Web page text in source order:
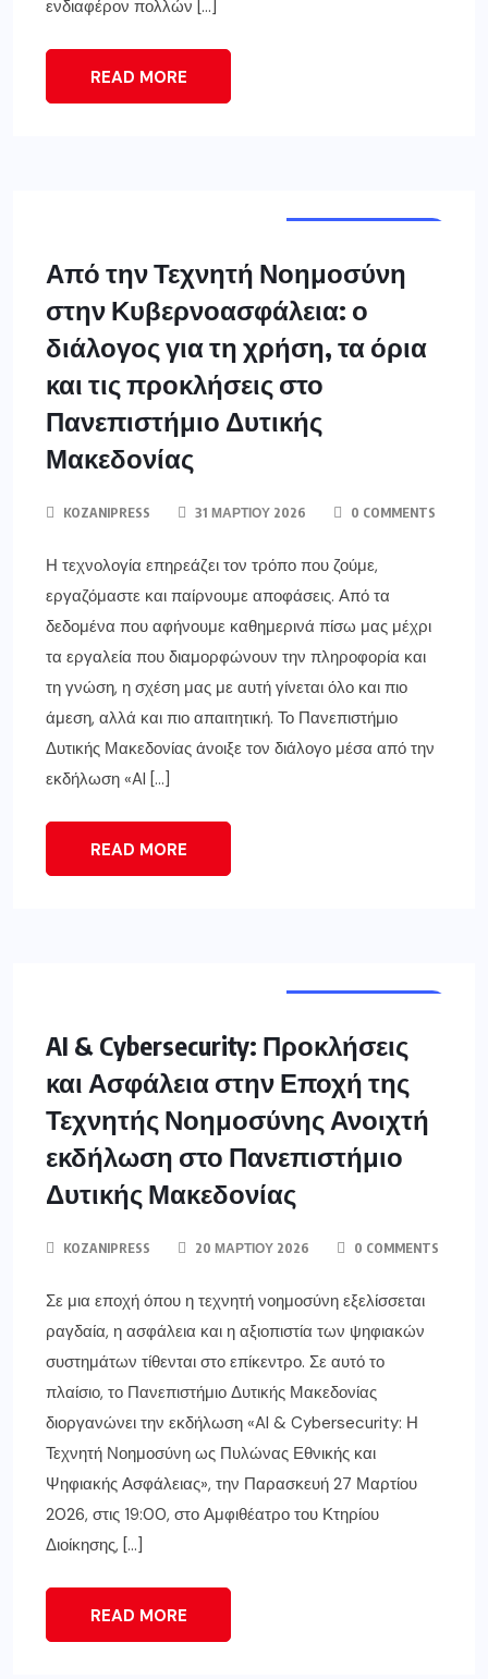
ενδιαφέρον πολλών […]
READ MORE
Από την Τεχνητή Νοημοσύνη
στην Κυβερνοασφάλεια: ο
διάλογος για τη χρήση, τα όρια
και τις προκλήσεις στο
Πανεπιστήμιο Δυτικής
Μακεδονίας
KOZANIPRESS 31 ΜΑΡΤΊΟΥ 2026 0 COMMENTS
Η τεχνολογία επηρεάζει τον τρόπο που ζούμε,
εργαζόμαστε και παίρνουμε αποφάσεις. Από τα
δεδομένα που αφήνουμε καθημερινά πίσω μας μέχρι
τα εργαλεία που διαμορφώνουν την πληροφορία και
τη γνώση, η σχέση μας με αυτή γίνεται όλο και πιο
άμεση, αλλά και πιο απαιτητική. Το Πανεπιστήμιο
Δυτικής Μακεδονίας άνοιξε τον διάλογο μέσα από την
εκδήλωση «AI […]
READ MORE
AI & Cybersecurity: Προκλήσεις
και Ασφάλεια στην Εποχή της
Τεχνητής Νοημοσύνης Ανοιχτή
εκδήλωση στο Πανεπιστήμιο
Δυτικής Μακεδονίας
KOZANIPRESS 20 ΜΑΡΤΊΟΥ 2026 0 COMMENTS
Σε μια εποχή όπου η τεχνητή νοημοσύνη εξελίσσεται
ραγδαία, η ασφάλεια και η αξιοπιστία των ψηφιακών
συστημάτων τίθενται στο επίκεντρο. Σε αυτό το
πλαίσιο, το Πανεπιστήμιο Δυτικής Μακεδονίας
διοργανώνει την εκδήλωση «AI & Cybersecurity: Η
Τεχνητή Νοημοσύνη ως Πυλώνας Εθνικής και
Ψηφιακής Ασφάλειας», την Παρασκευή 27 Μαρτίου
2026, στις 19:00, στο Αμφιθέατρο του Κτηρίου
Διοίκησης, […]
READ MORE